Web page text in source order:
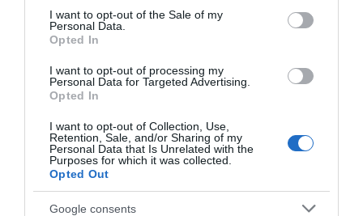
consent section.
I want to opt-out of the Sale of my
Personal Data.
Opted In
I want to opt-out of processing my
Personal Data for Targeted Advertising.
Opted In
I want to opt-out of Collection, Use,
Retention, Sale, and/or Sharing of my
Personal Data that Is Unrelated with the
Purposes for which it was collected.
Opted Out
Google consents
Προτεινόμενα άρθρα